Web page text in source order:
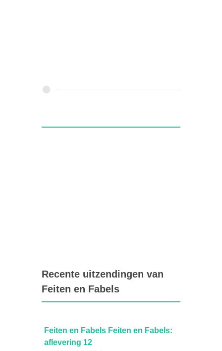
Recente uitzendingen van
Feiten en Fabels
Feiten en Fabels Feiten en Fabels:
aflevering 12